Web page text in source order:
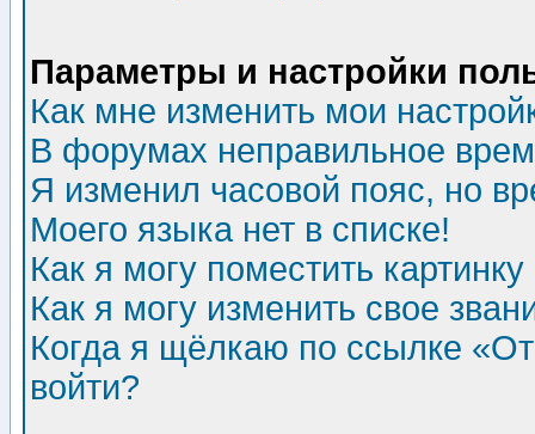
Параметры и настройки
Как мне изменить мои
В форумах неправильное
Я изменил часовой пояс, но
Моего языка нет в списке!
Как я могу поместить
Как я могу изменить свое
Когда я щёлкаю по ссылке
войти?